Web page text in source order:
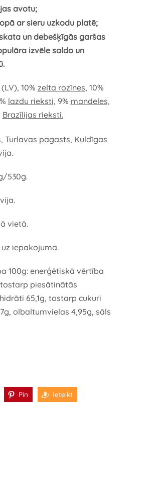
avotu;
ar sieru uzkodu platē;
un debešķīgās garšas
izvēle saldo un
10% zelta rozīnes, 10%
lazdu rieksti, 9% mandeles,
Brazīlijas rieksti.
Turlavas pagasts, Kuldīgas
530g.
vietā.
iepakojuma.
100g: enerģētiskā vērtība
tostarp piesātinātās
65,1g, tostarp cukuri
olbaltumvielas 4,95g, sāls
Pin Ieteikt